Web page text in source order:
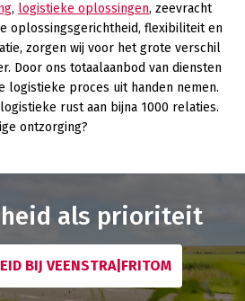
, logistieke oplossingen, zeevracht
oplossingsgerichtheid, flexibiliteit en
zorgen wij voor het grote verschil
Door ons totaalaanbod van diensten
logistieke proces uit handen nemen.
rust aan bijna 1000 relaties.
ontzorging?
als prioriteit
BIJ VEENSTRA|FRITOM